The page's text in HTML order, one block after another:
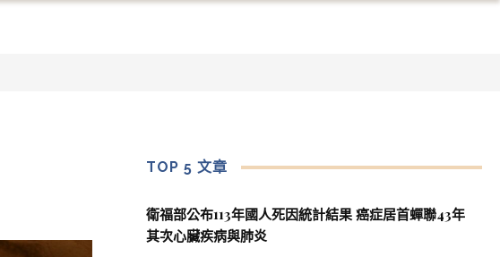
TOP 5 文章
衛福部公布113年國人死因統計結果 癌症居首蟬聯43年
其次心臟疾病與肺炎